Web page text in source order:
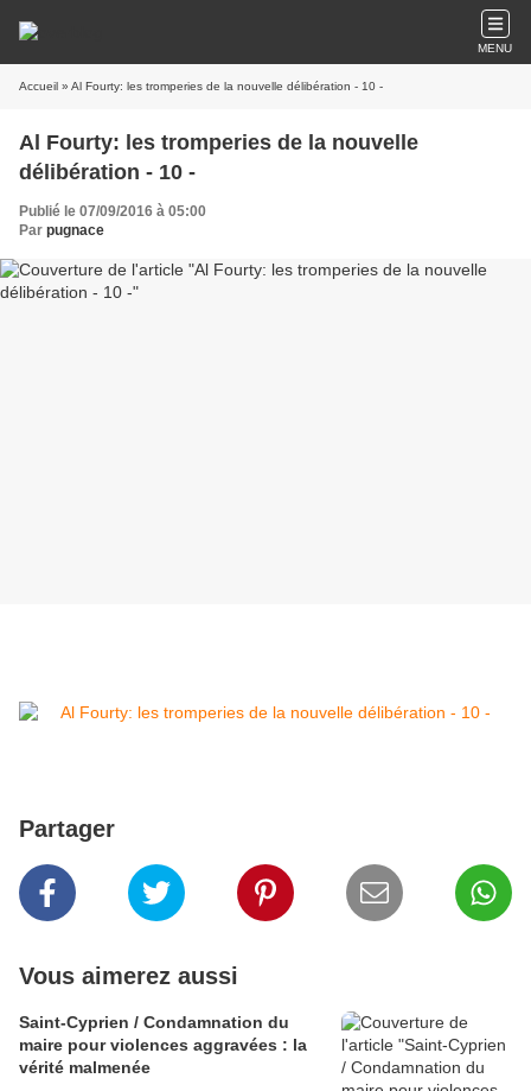
MENU
Accueil » Al Fourty: les tromperies de la nouvelle délibération - 10 -
Al Fourty: les tromperies de la nouvelle
délibération - 10 -
Publié le 07/09/2016 à 05:00
Par pugnace
Partager
Vous aimerez aussi
Saint-Cyprien / Condamnation du
maire pour violences aggravées : la
vérité malmenée